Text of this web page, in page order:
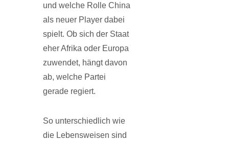
und welche Rolle China
als neuer Player dabei
spielt. Ob sich der Staat
eher Afrika oder Europa
zuwendet, hängt davon
ab, welche Partei
gerade regiert.
So unterschiedlich wie
die Lebensweisen sind